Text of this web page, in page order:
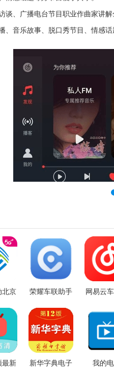
谈、广播电台节目职业作曲家讲解
、音乐故事、脱口秀节目、情感
北京
版
荣耀车联助手
carlife
网易云
最新 新华字典电子 我的